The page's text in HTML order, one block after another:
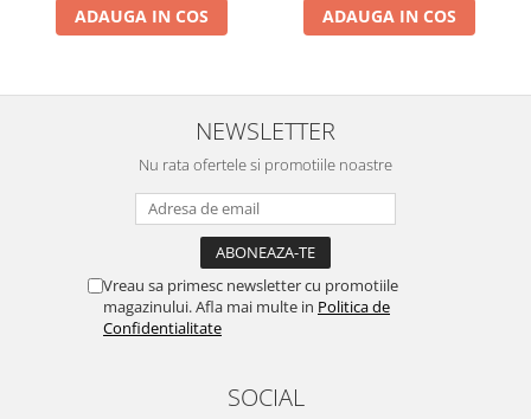
ADAUGA IN COS ADAUGA IN COS
NEWSLETTER
Nu rata ofertele si promotiile noastre
Vreau sa primesc newsletter cu promotiile
magazinului. Afla mai multe in Politica de
Confidentialitate
SOCIAL